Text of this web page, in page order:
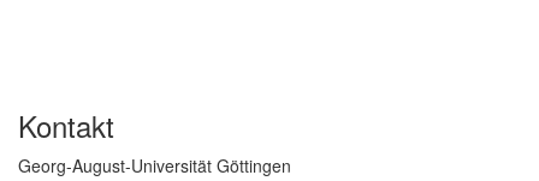
Kontakt
Georg-August-Universität Göttingen